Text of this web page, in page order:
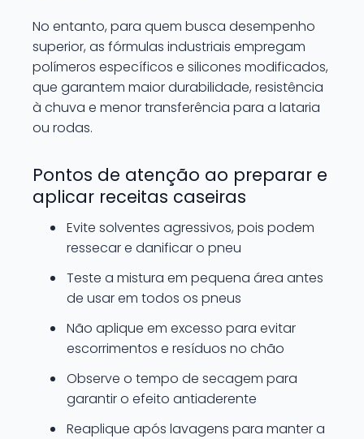
No entanto, para quem busca desempenho
superior, as fórmulas industriais empregam
polímeros específicos e silicones modificados,
que garantem maior durabilidade, resistência
à chuva e menor transferência para a lataria
ou rodas.
Pontos de atenção ao preparar e
aplicar receitas caseiras
Evite solventes agressivos, pois podem
ressecar e danificar o pneu
Teste a mistura em pequena área antes
de usar em todos os pneus
Não aplique em excesso para evitar
escorrimentos e resíduos no chão
Observe o tempo de secagem para
garantir o efeito antiaderente
Reaplique após lavagens para manter a